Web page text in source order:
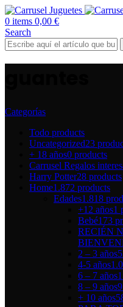
0 items 0,00 €
Search
Categorías
Todo products
Uncategorized23
+ 18 años0 products
Carrusel Regalos
Harry Potter28 products
Home1.872 products
Edades1.818
+12 años1
Bebé173
RECIÉN
2 – 3 años
4-5 años
6 – 7 años
8 – 9 años
+ 10 años